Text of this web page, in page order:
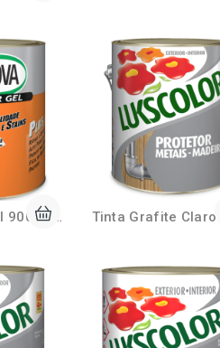
Removedor Gel 900ml Lukscolor